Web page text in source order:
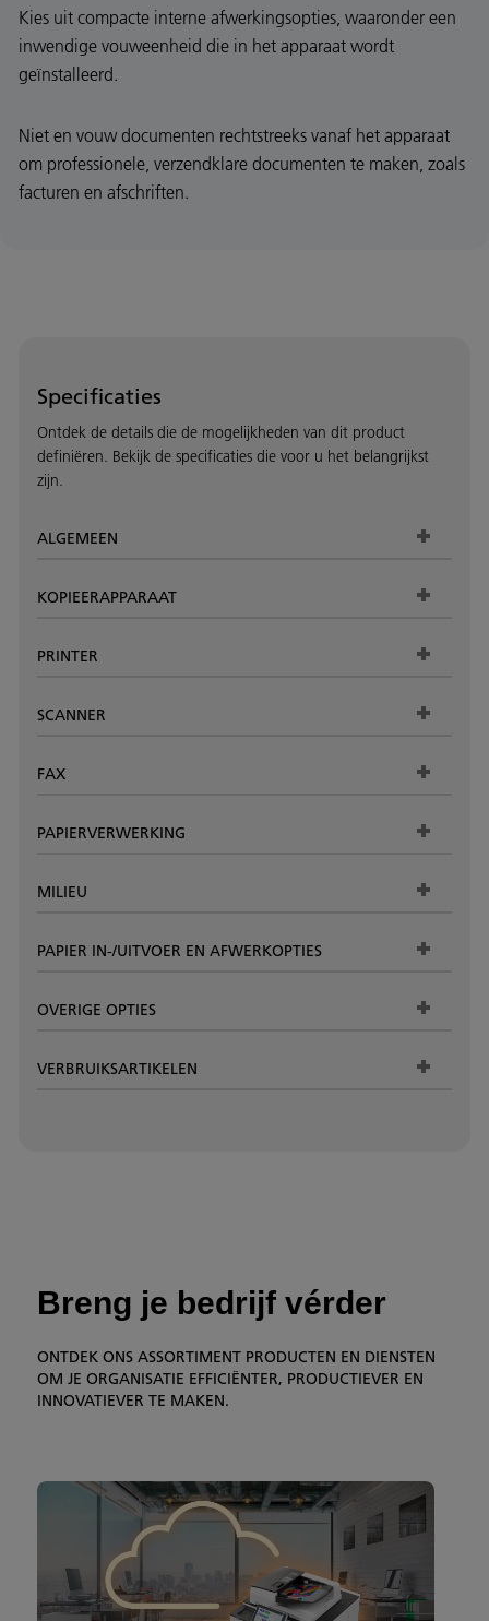
Kies uit compacte interne afwerkingsopties, waaronder een
inwendige vouweenheid die in het apparaat wordt
geïnstalleerd.
Niet en vouw documenten rechtstreeks vanaf het apparaat
om professionele, verzendklare documenten te maken, zoals
facturen en afschriften.
Specificaties
Ontdek de details die de mogelijkheden van dit product
definiëren. Bekijk de specificaties die voor u het belangrijkst
zijn.
ALGEMEEN
KOPIEERAPPARAAT
PRINTER
SCANNER
FAX
PAPIERVERWERKING
MILIEU
PAPIER IN-/UITVOER EN AFWERKOPTIES
OVERIGE OPTIES
VERBRUIKSARTIKELEN
Breng je bedrijf vérder
ONTDEK ONS ASSORTIMENT PRODUCTEN EN DIENSTEN
OM JE ORGANISATIE EFFICIËNTER, PRODUCTIEVER EN
INNOVATIEVER TE MAKEN.